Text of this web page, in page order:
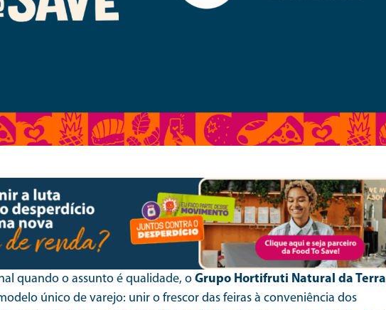
quando o assunto é qualidade, o Grupo Hortifruti Natural da Terra
único de varejo: unir o frescor das feiras à conveniência dos